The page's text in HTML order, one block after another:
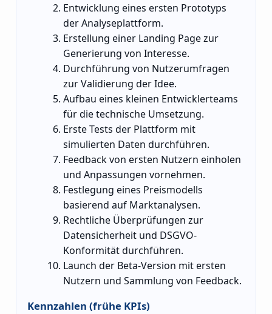
Entwicklung eines ersten Prototyps
der Analyseplattform.
Erstellung einer Landing Page zur
Generierung von Interesse.
Durchführung von Nutzerumfragen
zur Validierung der Idee.
Aufbau eines kleinen Entwicklerteams
für die technische Umsetzung.
Erste Tests der Plattform mit
simulierten Daten durchführen.
Feedback von ersten Nutzern einholen
und Anpassungen vornehmen.
Festlegung eines Preismodells
basierend auf Marktanalysen.
Rechtliche Überprüfungen zur
Datensicherheit und DSGVO-
Konformität durchführen.
Launch der Beta-Version mit ersten
Nutzern und Sammlung von Feedback.
Kennzahlen (frühe KPIs)